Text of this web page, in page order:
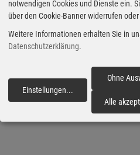
großem Abstand vor Kamiq
Marken & Modelle
notwendigen Cookies und Dienste ein.
über den Cookie-Banner widerrufen
Weitere Informationen erhalten Sie in
Datenschutzerklärung.
Einstellungen...
Ohne
Alle